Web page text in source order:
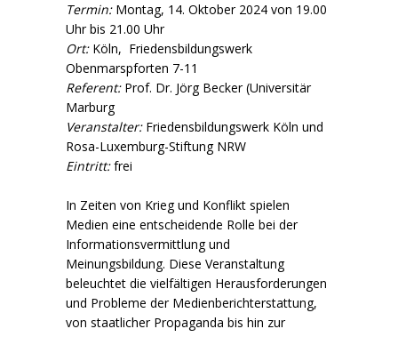
Termin:Montag, 14. Oktober 2024 von 19.00
Uhr bis 21.00 Uhr
Ort: Köln, Friedensbildungswerk
Obenmarspforten 7-11
Referent:Prof. Dr. Jörg Becker (Universitär
Marburg
Veranstalter:Friedensbildungswerk Köln und
Rosa-Luxemburg-Stiftung NRW
Eintritt:frei
In Zeiten von Krieg und Konflikt spielen
Medien eine entscheidende Rolle bei der
Informationsvermittlung und
Meinungsbildung. Diese Veranstaltung
beleuchtet die vielfältigen Herausforderungen
und Probleme der Medienberichterstattung,
von staatlicher Propaganda bis hin zur